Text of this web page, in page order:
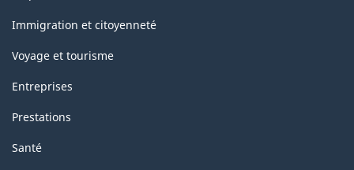
sujets
Immigration et citoyenneté
Voyage et tourisme
Entreprises
Prestations
Santé